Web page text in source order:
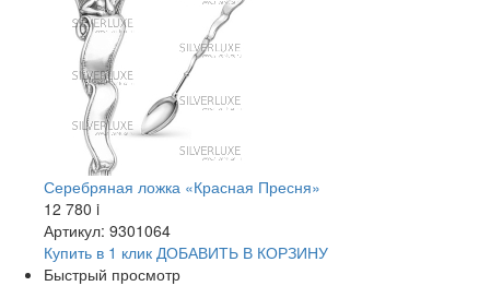
Серебряная ложка «Красная Пресня»
12 780 i
Артикул: 9301064
Купить в 1 клик ДОБАВИТЬ В КОРЗИНУ
Быстрый просмотр